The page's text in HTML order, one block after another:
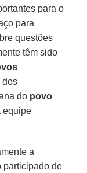
para o
para
questões
têm sido
dos
do povo
equipe
a
participado de